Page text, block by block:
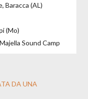
Baracca (AL)
(Mo)
Sound Camp
DA UNA